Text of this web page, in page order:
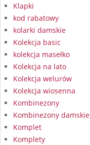
Klapki
kod rabatowy
kolarki damskie
Kolekcja basic
kolekcja masełko
Kolekcja na lato
Kolekcja welurów
Kolekcja wiosenna
Kombinezony
Kombinezony damskie
Komplet
Komplety